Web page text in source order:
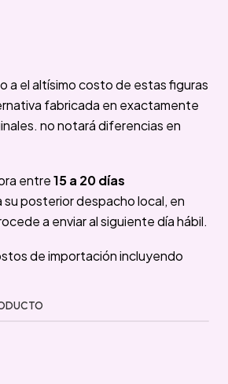
a el altísimo costo de estas figuras
fabricada en exactamente
no notará diferencias en
entre15 a 20 días
su posterior despacho local, en
a enviar al siguiente día hábil.
de importación incluyendo